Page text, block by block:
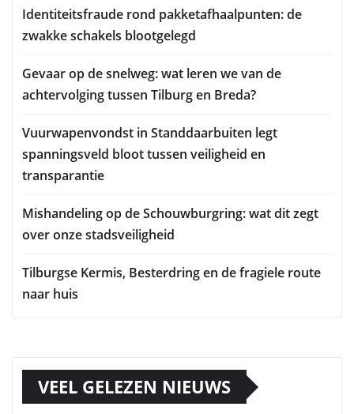
Identiteitsfraude rond pakketafhaalpunten: de
zwakke schakels blootgelegd
Gevaar op de snelweg: wat leren we van de
achtervolging tussen Tilburg en Breda?
Vuurwapenvondst in Standdaarbuiten legt
spanningsveld bloot tussen veiligheid en
transparantie
Mishandeling op de Schouwburgring: wat dit zegt
over onze stadsveiligheid
Tilburgse Kermis, Besterdring en de fragiele route
naar huis
VEEL GELEZEN NIEUWS